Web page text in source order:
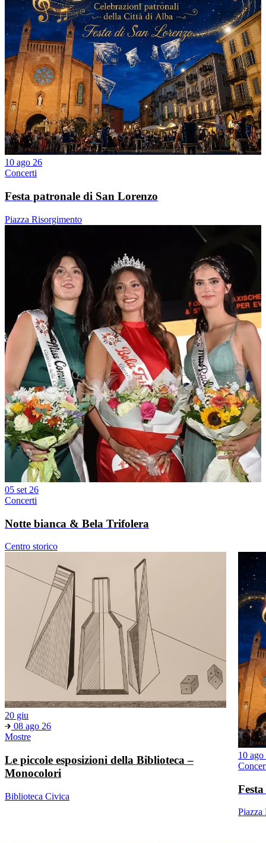
10 ago 26
Concerti
Festa patronale di San Lorenzo
Piazza Risorgimento
05 set 26
Concerti
Notte bianca & Bela Trifolera
Centro storico
20 giu
08 ago 26
Mostre
Le piccole esposizioni della Biblioteca –
Monocolori
Biblioteca Civica
10 ago
Piazza